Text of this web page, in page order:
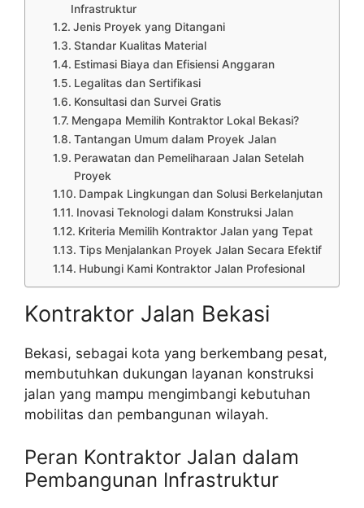
Infrastruktur
Jenis Proyek yang Ditangani
Standar Kualitas Material
Estimasi Biaya dan Efisiensi Anggaran
Legalitas dan Sertifikasi
Konsultasi dan Survei Gratis
Mengapa Memilih Kontraktor Lokal Bekasi?
Tantangan Umum dalam Proyek Jalan
Perawatan dan Pemeliharaan Jalan Setelah
Proyek
Dampak Lingkungan dan Solusi Berkelanjutan
Inovasi Teknologi dalam Konstruksi Jalan
Kriteria Memilih Kontraktor Jalan yang Tepat
Tips Menjalankan Proyek Jalan Secara Efektif
Hubungi Kami Kontraktor Jalan Profesional
Kontraktor Jalan Bekasi
Bekasi, sebagai kota yang berkembang pesat,
membutuhkan dukungan layanan konstruksi
jalan yang mampu mengimbangi kebutuhan
mobilitas dan pembangunan wilayah.
Peran Kontraktor Jalan dalam
Pembangunan Infrastruktur